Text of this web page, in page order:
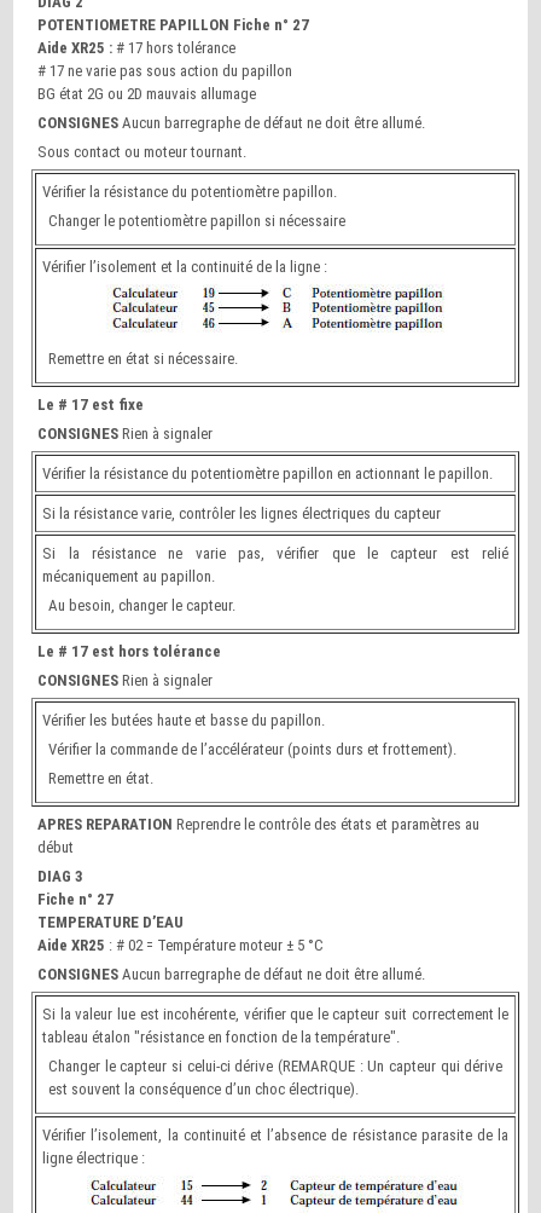
POTENTIOMETRE PAPILLON Fiche n° 27
Aide XR25 : # 17 hors tolérance
# 17 ne varie pas sous action du papillon
BG état 2G ou 2D mauvais allumage
CONSIGNESAucun barregraphe de défaut ne doit être allumé.
Sous contact ou moteur tournant.
Vérifier la résistance du potentiomètre papillon.
Changer le potentiomètre papillon si nécessaire
Vérifier l’isolement et la continuité de la ligne :
Remettre en état si nécessaire.
Le # 17 est fixe
CONSIGNES Rien à signaler
Vérifier la résistance du potentiomètre papillon en actionnant le papillon.
Si la résistance varie, contrôler les lignes électriques du capteur
Si la résistance ne varie pas, vérifier que le capteur est relié
mécaniquement au papillon.
Au besoin, changer le capteur.
Le # 17 est hors tolérance
CONSIGNES Rien à signaler
Vérifier les butées haute et basse du papillon.
Vérifier la commande de l’accélérateur (points durs et frottement).
Remettre en état.
APRES REPARATIONReprendre le contrôle des états et paramètres au
début
DIAG 3
Fiche n° 27
TEMPERATURE D’EAU
Aide XR25 : # 02 = Température moteur ± 5 °C
CONSIGNES Aucun barregraphe de défaut ne doit être allumé.
Si la valeur lue est incohérente, vérifier que le capteur suit correctement le
tableau étalon "résistance en fonction de la température".
Changer le capteur si celui-ci dérive (REMARQUE : Un capteur qui dérive
est souvent la conséquence d’un choc électrique).
Vérifier l’isolement, la continuité et l’absence de résistance parasite de la
ligne électrique :